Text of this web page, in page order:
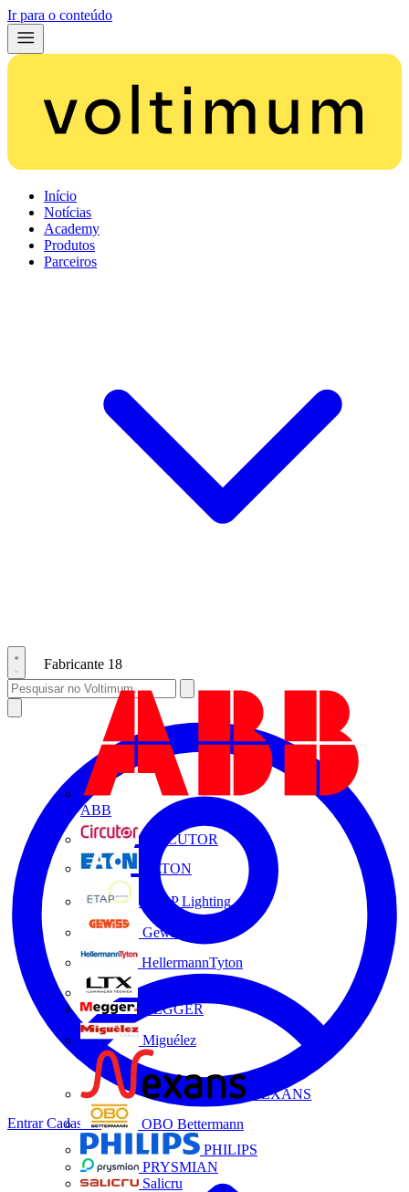
Ir para o conteúdo
Início
Notícias
Academy
Produtos
Parceiros
Fabricante 18
ABB
CIRCUTOR
EATON
ETAP Lighting
Gewiss
HellermannTyton
MEGGER
Miguélez
NEXANS
OBO Bettermann
PHILIPS
PRYSMIAN
Salicru
EntrarCadastrar